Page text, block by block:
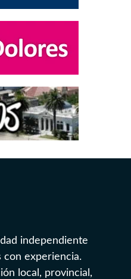
independiente
con experiencia.
local, provincial,